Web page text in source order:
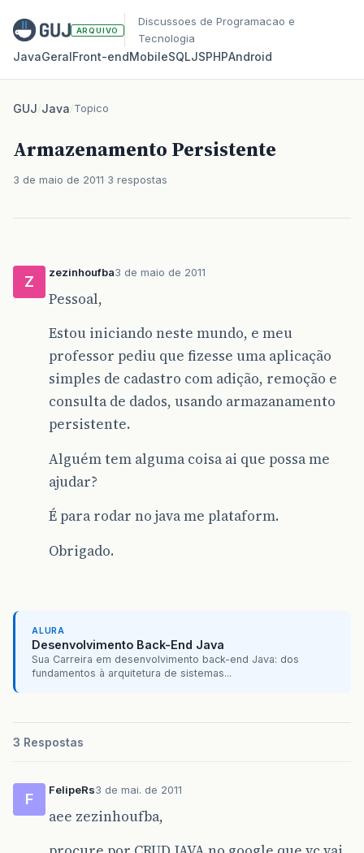
ARQUIVO
Discussoes de Programacao e
Tecnologia
JavaGeralFront‑endMobileSQLJSPHPAndroid
GUJ/Java/Topico
Armazenamento Persistente
3 de maio de 2011 3 respostas
Z
zezinhoufba3 de maio de 2011
Pessoal,
Estou iniciando neste mundo, e meu
professor pediu que fizesse uma aplicação
simples de cadastro com adição, remoção e
consulta de dados, usando armazanamento
persistente.
Alguém tem alguma coisa ai que possa me
ajudar?
É para rodar no java me plataform.
Obrigado.
ALURA
Desenvolvimento Back-End Java
Sua Carreira em desenvolvimento back-end Java: dos
fundamentos à arquitetura de sistemas...
3 Respostas
F
FelipeRs3 de mai. de 2011
aee zezinhoufba,